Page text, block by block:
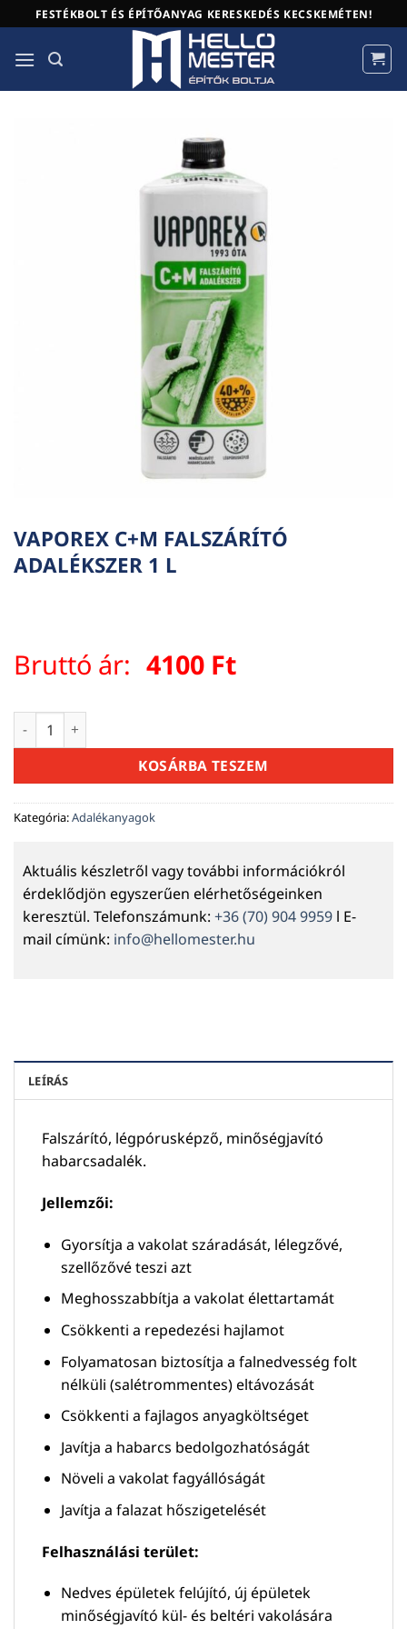
to
content
FESTÉKBOLT ÉS ÉPÍTŐANYAG KERESKEDÉS KECSKEMÉTEN!
VAPOREX C+M FALSZÁRÍTÓ
ADALÉKSZER 1 L
Bruttó ár: 4100 Ft
VAPOREX C+M FALSZÁRÍTÓ ADALÉKSZER 1 L mennyiség
KOSÁRBA TESZEM
Kategória:Adalékanyagok
Aktuális készletről vagy további információkról
érdeklődjön egyszerűen elérhetőségeinken
keresztül. Telefonszámunk: +36 (70) 904 9959 l E-
mail címünk: info@hellomester.hu
LEÍRÁS
Falszárító, légpórusképző, minőségjavító
habarcsadalék.
Jellemzői:
Gyorsítja a vakolat száradását, lélegzővé,
szellőzővé teszi azt
Meghosszabbítja a vakolat élettartamát
Csökkenti a repedezési hajlamot
Folyamatosan biztosítja a falnedvesség folt
nélküli (salétrommentes) eltávozását
Csökkenti a fajlagos anyagköltséget
Javítja a habarcs bedolgozhatóságát
Növeli a vakolat fagyállóságát
Javítja a falazat hőszigetelését
Felhasználási terület:
Nedves épületek felújító, új épületek
minőségjavító kül- és beltéri vakolására